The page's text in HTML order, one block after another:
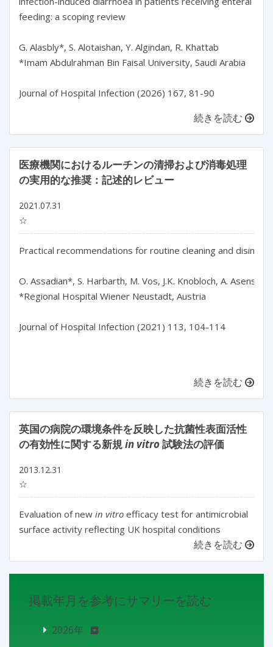
feeding: a scoping review
G. Alasbly*, S. Alotaishan, Y. Algindan, R. Khattab
*Imam Abdulrahman Bin Faisal University, Saudi Arabia
Journal of Hospital Infection (2026) 167, 81-90
続きを読む
医療機関におけるルーチンの清掃および消毒処理
の実用的な推奨：記述的レビュー
2021.07.31
☆
Practical recommendations for routine cleaning and
O. Assadian*, S. Harbarth, M. Vos, J.K. Knobloch, A. Asensio,
*Regional Hospital Wiener Neustadt, Austria
Journal of Hospital Infection (2021) 113, 104-114
続きを読む
英国の病院の環境条件を反映した抗菌性表面活性
の有効性に関する新規in vitro試験法の評価
2013.12.31
☆
Evaluation of new in vitro efficacy test for antimicrobial
surface activity reflecting UK hospital conditions
続きを読む
掲載年月を参考にサマリーを読む
2026年